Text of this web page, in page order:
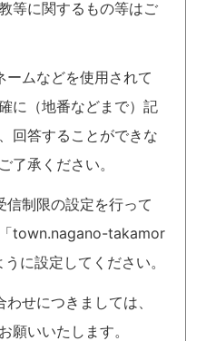
等に関するもの等はご
ムなどを使用されて
に（地番などまで）記
回答することができな
了承ください。
制限の設定を行って
town.nagano-takamor
に設定してください。
せにつきましては、
願いいたします。